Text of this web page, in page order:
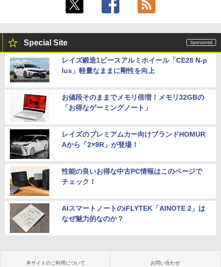
Special Site
レイズ鍛造1ピースアルミホイール「CE28 N-p
lus」軽量なままに剛性を向上
お値段そのままでメモリ倍増！メモリ32GBの
「お得なゲーミングノート」
レイズのプレミアムカー向けブランドHOMUR
Aから「2×9R」が登場！
性能の良いお得な中古PC情報はこのページで
チェック！
AIスマートノートのiFLYTEK「AINOTE 2」は
なぜ魅力的なのか？
本サイトのご利用について お問い合わせ